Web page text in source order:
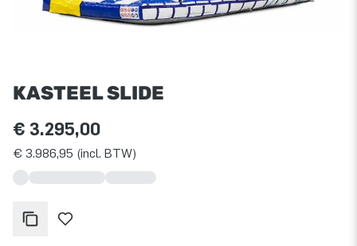
KASTEEL SLIDE
€ 3.295,00
€ 3.986,95 (incl. BTW)